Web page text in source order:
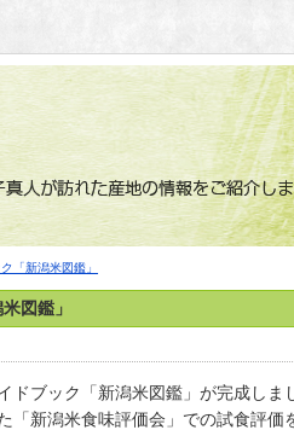
「新潟米図鑑」
図鑑」
ドブック「新潟米図鑑」が完成し
「新潟米食味評価会」での試食評